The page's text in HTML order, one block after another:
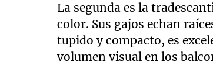
La segunda es la
color. Sus gajos echan
tupido y compacto, es
volumen visual en los